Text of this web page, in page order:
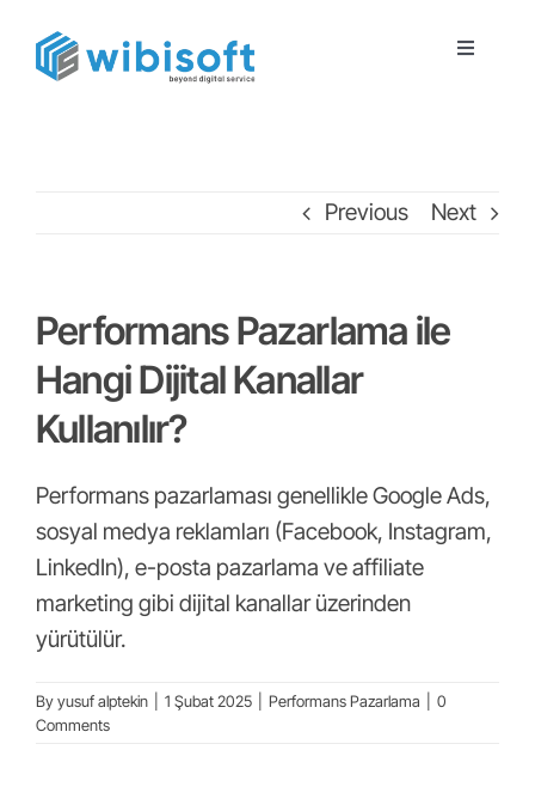
content
Toggle
Referanslar
İletişim
Previous Next
Performans Pazarlama ile
Hangi Dijital Kanallar
Kullanılır?
Performans pazarlaması genellikleGoogle Ads,
sosyal medya reklamları (Facebook, Instagram,
LinkedIn), e-posta pazarlama ve affiliate
marketing gibi dijital kanallar üzerinden
yürütülür.
Byyusuf alptekin 1 Şubat 2025 Performans Pazarlama
0
Comments